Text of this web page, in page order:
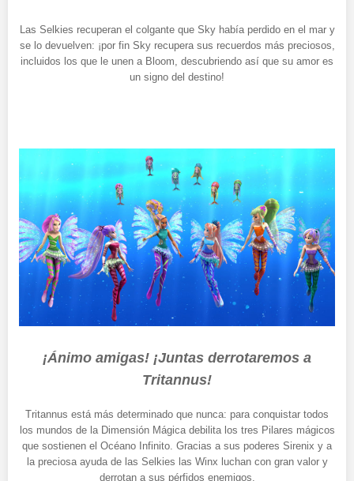
Las Selkies recuperan el colgante que Sky había perdido en el mar y
se lo devuelven: ¡por fin Sky recupera sus recuerdos más preciosos,
incluidos los que le unen a Bloom, descubriendo así que su amor es
un signo del destino!
¡Ánimo amigas! ¡Juntas derrotaremos a
Tritannus!
Tritannus está más determinado que nunca: para conquistar todos
los mundos de la Dimensión Mágica debilita los tres Pilares mágicos
que sostienen el Océano Infinito. Gracias a sus poderes Sirenix y a
la preciosa ayuda de las Selkies las Winx luchan con gran valor y
derrotan a sus pérfidos enemigos.